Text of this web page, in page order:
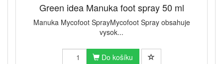
Green idea Manuka foot spray 50 ml
Manuka Mycofoot SprayMycofoot Spray obsahuje
vysok...
Do košíku